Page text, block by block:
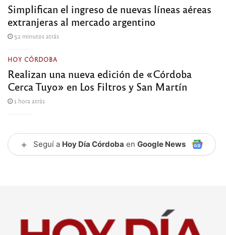
Simplifican el ingreso de nuevas líneas aéreas
extranjeras al mercado argentino
52 minutos atrás
HOY CÓRDOBA
Realizan una nueva edición de «Córdoba
Cerca Tuyo» en Los Filtros y San Martín
1 hora atrás
+ Seguí a Hoy Día Córdoba en Google News